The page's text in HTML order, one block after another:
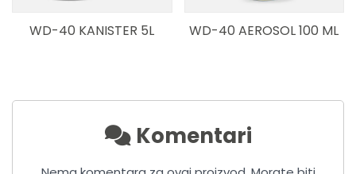
WD-40 KANISTER 5L WD-40 AEROSOL 100 ML
Komentari